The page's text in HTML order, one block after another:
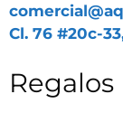
Cl. 76 #20c-
Regalos